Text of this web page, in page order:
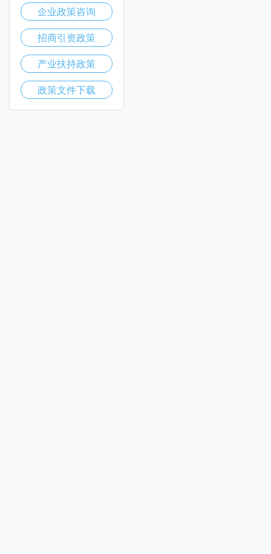
企业政策咨询
招商引资政策
产业扶持政策
政策文件下载